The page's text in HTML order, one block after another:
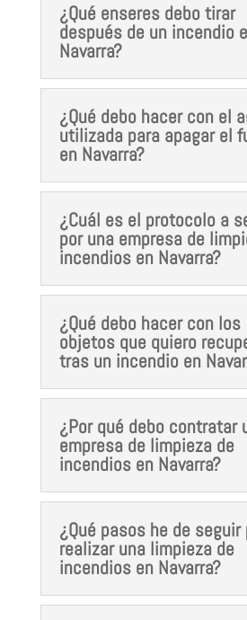
¿Qué enseres debo tirar
después de un incendio
Navarra?
¿Qué debo hacer con el
utilizada para apagar el
en Navarra?
¿Cuál es el protocolo a
por una empresa de
incendios en Navarra?
¿Qué debo hacer con los
objetos que quiero
tras un incendio en
¿Por qué debo contratar
empresa de limpieza de
incendios en Navarra?
¿Qué pasos he de seguir
realizar una limpieza de
incendios en Navarra?